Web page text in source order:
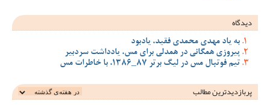
دیدگاه
به یاد مهدی محمدی فقید، یادبود
پیروزی همگانی در همدلی برای مس، یادداشت سردبیر
تیم فوتبال مس در لیگ برتر 87_1386، با خاطرات مس
پربازدیدترین‌ مطالب